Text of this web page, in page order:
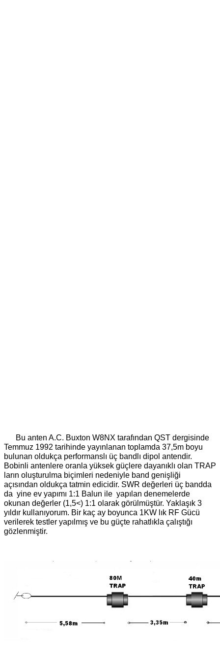
Bu anten A.C. Buxton W8NX tarafından QST dergisinde
Temmuz 1992 tarihinde yayınlanan toplamda 37,5m boyu
bulunan oldukça performanslı üç bandlı dipol antendir.
Bobinli antenlere oranla yüksek güçlere dayanıklı olan TRAP
ların oluşturulma biçimleri nedeniyle band genişliği
açısından oldukça tatmin edicidir. SWR değerleri üç bandda
da yine ev yapımı 1:1 Balun ile yapılan denemelerde
okunan değerler (1,5<) 1:1 olarak görülmüştür. Yaklaşık 3
yıldır kullanıyorum. Bir kaç ay boyunca 1KW lık RF Gücü
verilerek testler yapılmış ve bu güçte rahatlıkla çalıştığı
gözlenmiştir.